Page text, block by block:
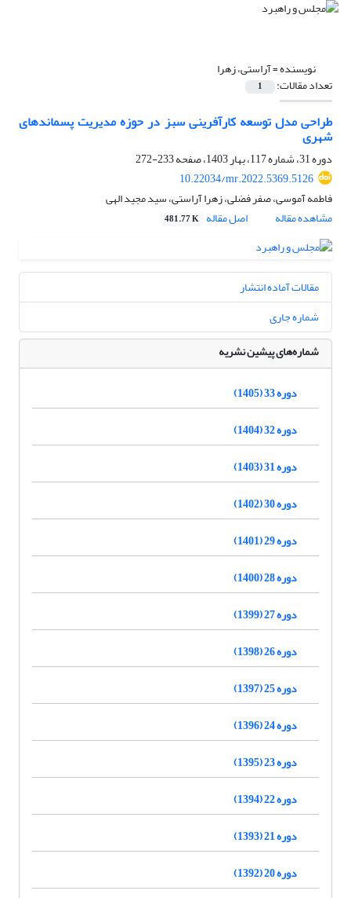
نویسنده =آراستی، زهرا
تعداد مقالات: 1
طراحی مدل توسعه کارآفرینی سبز در حوزه مدیریت پسماندهای
شهری
دوره 31، شماره 117، بهار 1403، صفحه
233-272
10.22034/mr.2022.5369.5126
فاطمه آموسی، صفر فضلی، زهرا آراستی، سید مجید الهی
مشاهده مقاله
اصل مقاله 481.77 K
مقالات آماده انتشار
شماره جاری
شماره‌های پیشین نشریه
دوره 33 (1405)
دوره 32 (1404)
دوره 31 (1403)
دوره 30 (1402)
دوره 29 (1401)
دوره 28 (1400)
دوره 27 (1399)
دوره 26 (1398)
دوره 25 (1397)
دوره 24 (1396)
دوره 23 (1395)
دوره 22 (1394)
دوره 21 (1393)
دوره 20 (1392)